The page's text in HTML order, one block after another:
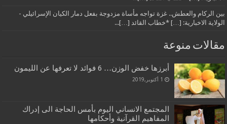
بين الركام والعطش.. غزة تواجه مأساة مزدوجة بفعل دمار الكيان الإسرائيلي -
الولاية الاخبارية: […] *خطاب القائد […]...
مقالات منوعة
أبرزها خفض الوزن… 6 فوائد لا تعرفها عن الليمون
1 أكتوبر,2019
المجتمع الانساني اليوم بأمس الحاجة الى إدراك
المفاهيم القرآنية وأحكامها